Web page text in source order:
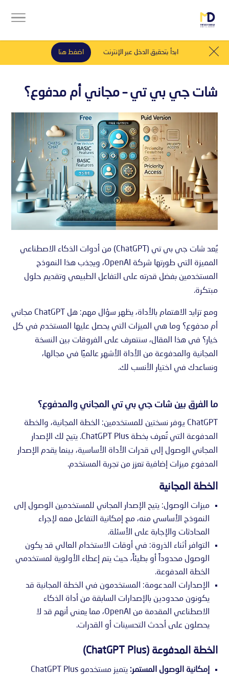
ابدأ بتحقيق الدخل عبر الإنترنت اضغط هنا
شات جي بي تي – مجاني أم مدفوع؟
يُعد شات جي بي تي (ChatGPT) من أدوات الذكاء الاصطناعي
المميزة التي طورتها شركة OpenAI، ويجذب هذا النموذج
المستخدمين بفضل قدرته على التفاعل الطبيعي وتقديم حلول
مبتكرة.
ومع تزايد الاهتمام بالأداة، يظهر سؤال مهم: هل ChatGPT مجاني
أم مدفوع؟ وما هي الميزات التي يحصل عليها المستخدم في كل
خيار؟ في هذا المقال، سنتعرف على الفروقات بين النسخة
المجانية والمدفوعة من الأداة الأشهر عالميًا في مجالها،
ونساعدك في اختيار الأنسب لك.
ما الفرق بين شات جي بي تي المجاني والمدفوع؟
ChatGPT يوفر نسختين للمستخدمين: الخطة المجانية، والخطة
المدفوعة التي تُعرف بخطة ChatGPT Plus. يتيح لك الإصدار
المجاني الوصول إلى قدرات الأداة الأساسية، بينما يقدم الإصدار
المدفوع ميزات إضافية تعزز من تجربة المستخدم.
الخطة المجانية
ميزات الوصول: يتيح الإصدار المجاني للمستخدمين الوصول إلى
النموذج الأساسي منه، مع إمكانية التفاعل معه لإجراء
المحادثات والإجابة على الأسئلة.
التوافر أثناء الذروة: في أوقات الاستخدام العالي قد يكون
الوصول محدوداً أو بطيئاً، حيث يتم إعطاء الأولوية لمستخدمي
الخطة المدفوعة.
الإصدارات المدعومة: المستخدمون في الخطة المجانية قد
يكونون محدودين بالإصدارات السابقة من أداة الذكاء
الاصطناعي المقدمة من OpenAI، مما يعني أنهم قد لا
يحصلون على أحدث التحسينات أو القدرات.
الخطة المدفوعة (ChatGPT Plus)
إمكانية الوصول المستمر:
يتميز مستخدمو ChatGPT Plus